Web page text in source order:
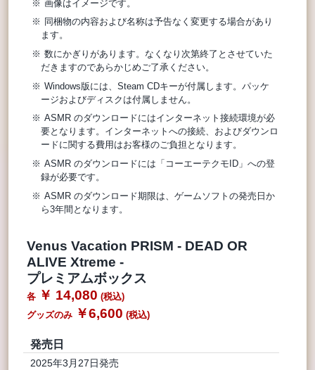
画像はイメージです。
同梱物の内容および名称は予告なく変更する場合があり
ます。
数にかぎりがあります。なくなり次第終了とさせていた
だきますのであらかじめご了承ください。
Windows版には、Steam CDキーが付属します。パッケ
ージおよびディスクは付属しません。
ASMR のダウンロードにはインターネット接続環境が必
要となります。インターネットへの接続、およびダウンロ
ードに関する費用はお客様のご負担となります。
ASMR のダウンロードには「コーエーテクモID」への登
録が必要です。
ASMR のダウンロード期限は、ゲームソフトの発売日か
ら3年間となります。
Venus Vacation PRISM - DEAD OR
ALIVE Xtreme -
プレミアムボックス
￥ 14,080
￥6,600
発売日
2025年3月27日発売